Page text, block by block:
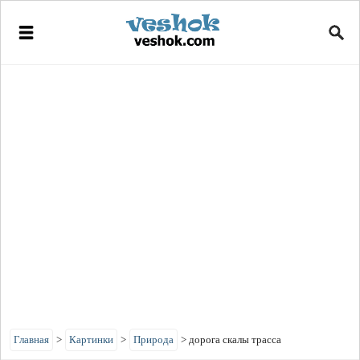
Главная > Картинки > Природа > дорога скалы трасса